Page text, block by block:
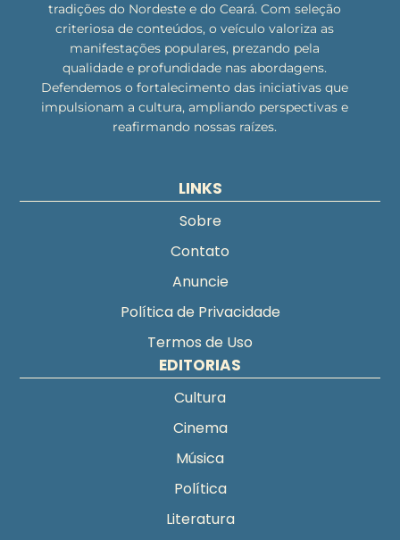
tradições do Nordeste e do Ceará. Com seleção
criteriosa de conteúdos, o veículo valoriza as
manifestações populares, prezando pela
qualidade e profundidade nas abordagens.
Defendemos o fortalecimento das iniciativas que
impulsionam a cultura, ampliando perspectivas e
reafirmando nossas raízes.
LINKS
Sobre
Contato
Anuncie
Política de Privacidade
Termos de Uso
EDITORIAS
Cultura
Cinema
Música
Política
Literatura